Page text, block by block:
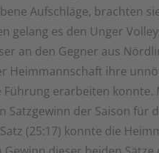
Aufschläge, brachten
gelang es den Unger
an den Gegner aus
Heimmannschaft ihre
erarbeiten konnte.
Satzgewinn der Saison für
(25:17) konnte die